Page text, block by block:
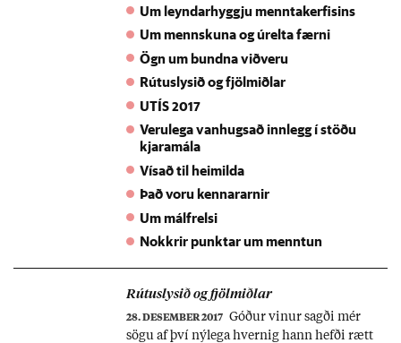
kenn­ara. Yf­ir­burða­kosn­ingu hlaut Þor­gerð­ur
L. Dið­riks­dótt­ir. Hún er þrautreynd­ur kenn­
ari og bar­áttu­kona fyr­ir kjör­um stétt­ar­inn­ar.
sem ég sé að hef­ur vak­ið nokkra um­ræðu. Til
um­ræðu var m.a. bund­in við­vera grunn­
skóla­kenn­ara...
Um leyndarhyggju menntakerfisins
Um mennskuna og úrelta færni
Ögn um bundna viðveru
Rútuslysið og fjölmiðlar
UTÍS 2017
Verulega vanhugsað innlegg í stöðu
kjaramála
Vísað til heimilda
Það voru kennararnir
Um málfrelsi
Nokkrir punktar um menntun
Rútu­slys­ið og fjöl­miðl­ar
28. DESEMBER 2017
Góð­ur vin­ur sagði mér
sögu af því ný­lega hvernig hann hefði rætt